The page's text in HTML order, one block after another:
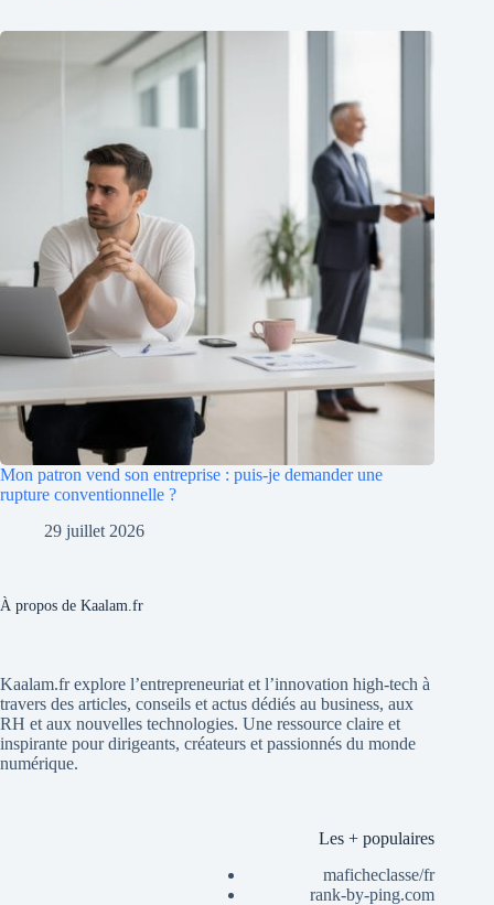
Mon patron vend son entreprise : puis-je demander une
rupture conventionnelle ?
29 juillet 2026
À propos de Kaalam.fr
Kaalam.fr explore l’entrepreneuriat et l’innovation high-tech à
travers des articles, conseils et actus dédiés au business, aux
RH et aux nouvelles technologies. Une ressource claire et
inspirante pour dirigeants, créateurs et passionnés du monde
numérique.
Les + populaires
maficheclasse/fr
rank-by-ping.com